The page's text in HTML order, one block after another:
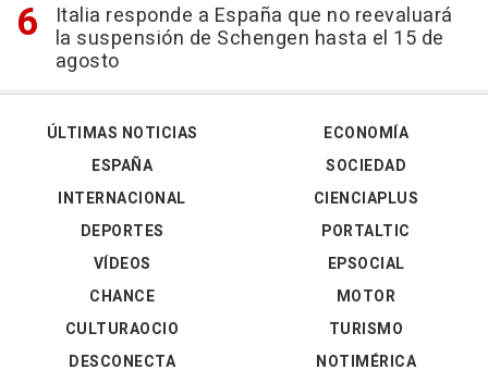
Italia responde a España que no reevaluará
la suspensión de Schengen hasta el 15 de
agosto
ÚLTIMAS NOTICIAS
ESPAÑA
INTERNACIONAL
DEPORTES
VÍDEOS
ECONOMÍA
SOCIEDAD
CIENCIAPLUS
PORTALTIC
EPSOCIAL
CHANCE
CULTURAOCIO
DESCONECTA
MOTOR
TURISMO
NOTIMÉRICA